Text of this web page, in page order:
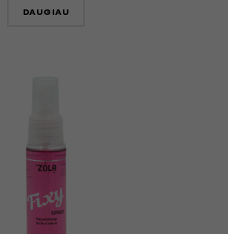
DAUGIAU